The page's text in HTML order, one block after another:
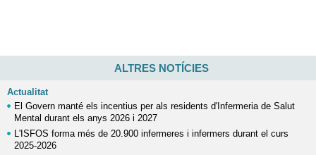
ALTRES NOTÍCIES
Actualitat
El Govern manté els incentius per als residents d'Infermeria de Salut
Mental durant els anys 2026 i 2027
L'ISFOS forma més de 20.900 infermeres i infermers durant el curs
2025-2026